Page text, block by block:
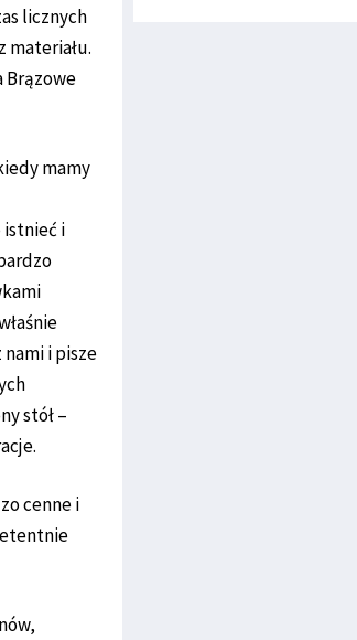
licznych
materiału.
Brązowe
mamy
istnieć i
i pisze
stół –
cenne i